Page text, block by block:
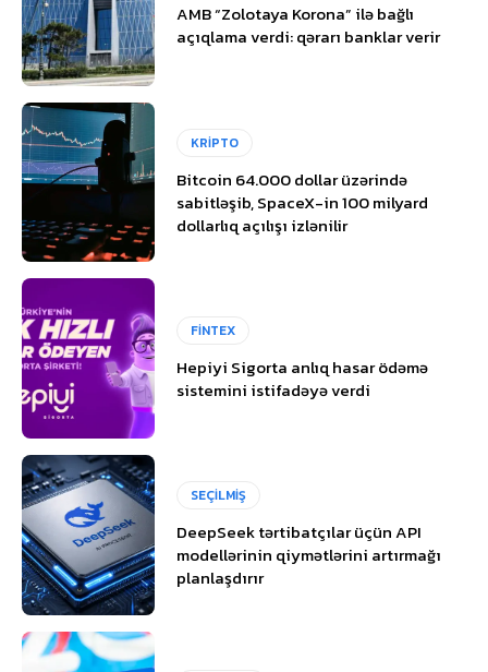
AMB “Zolotaya Korona” ilə bağlı
açıqlama verdi: qərarı banklar verir
KRİPTO
Bitcoin 64.000 dollar üzərində
sabitləşib, SpaceX-in 100 milyard
dollarlıq açılışı izlənilir
FİNTEX
Hepiyi Sigorta anlıq hasar ödəmə
sistemini istifadəyə verdi
SEÇİLMİŞ
DeepSeek tərtibatçılar üçün API
modellərinin qiymətlərini artırmağı
planlaşdırır